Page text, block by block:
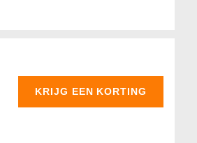
KRIJG EEN KORTING